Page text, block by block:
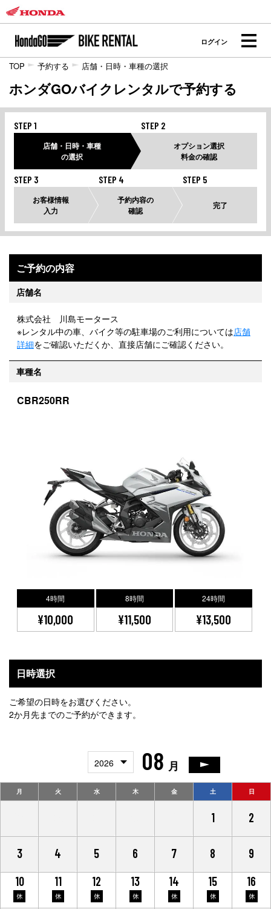
ログイン
TOP 予約する 店舗・日時・車種の選択
ホンダGOバイクレンタルで予約する
STEP 1
店舗・日時・車種
の選択
STEP 2
オプション選択
料金の確認
STEP 3
お客様情報
入力
STEP 4
予約内容の
確認
STEP 5
完了
ご予約の内容
店舗名
株式会社 川島モータース
※レンタル中の車、バイク等の駐車場のご利用については店舗
詳細をご確認いただくか、直接店舗にご確認ください。
車種名
CBR250RR
4時間
¥10,000
8時間
¥11,500
24時間
¥13,500
日時選択
ご希望の日時をお選びください。
2か月先までのご予約ができます。
2026 08 月
月 火 水 木 金 土 日
1 2
3 4 5 6 7 8
9
10
11 12 13 14 15 16